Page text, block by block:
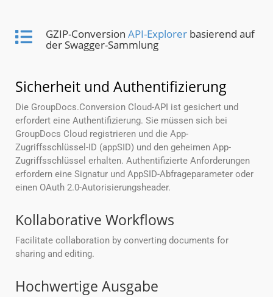
GZIP-Conversion API-Explorer basierend auf
der Swagger-Sammlung
Sicherheit und Authentifizierung
Die GroupDocs.Conversion Cloud-API ist gesichert und
erfordert eine Authentifizierung. Sie müssen sich bei
GroupDocs Cloud registrieren und die App-
Zugriffsschlüssel-ID (appSID) und den geheimen App-
Zugriffsschlüssel erhalten. Authentifizierte Anforderungen
erfordern eine Signatur und AppSID-Abfrageparameter oder
einen OAuth 2.0-Autorisierungsheader.
Kollaborative Workflows
Facilitate collaboration by converting documents for
sharing and editing.
Hochwertige Ausgabe